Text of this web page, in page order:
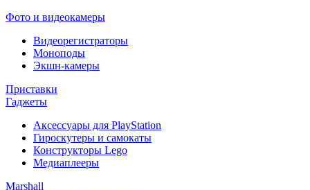
Фото и видеокамеры
Видеорегистраторы
Моноподы
Экшн-камеры
Приставки
Гаджеты
Аксессуары для PlayStation
Гироскутеры и самокаты
Конструкторы Lego
Медиаплееры
Marshall